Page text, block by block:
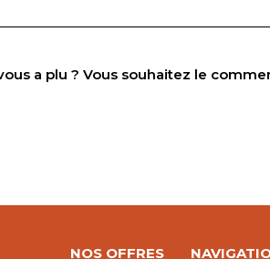
a plu ? Vous souhaitez le
NOS OFFRES